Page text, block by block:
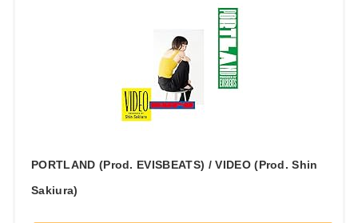
PORTLAND (Prod. EVISBEATS) / VIDEO (Prod. Shin
Sakiura)